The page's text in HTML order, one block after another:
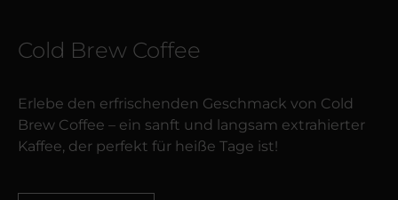
Cold Brew Coffee
Erlebe den erfrischenden Geschmack von Cold
Brew Coffee – ein sanft und langsam extrahierter
Kaffee, der perfekt für heiße Tage ist!